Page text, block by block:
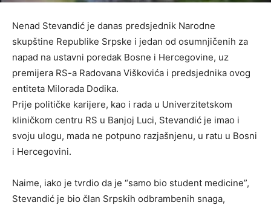
Nenad Stevandić je danas predsjednik Narodne
skupštine Republike Srpske i jedan od osumnjičenih za
napad na ustavni poredak Bosne i Hercegovine, uz
premijera RS-a Radovana Viškovića i predsjednika ovog
entiteta Milorada Dodika.
Prije političke karijere, kao i rada u Univerzitetskom
kliničkom centru RS u Banjoj Luci, Stevandić je imao i
svoju ulogu, mada ne potpuno razjašnjenu, u ratu u Bosni
i Hercegovini.
Naime, iako je tvrdio da je “samo bio student medicine”,
Stevandić je bio član Srpskih odbrambenih snaga,